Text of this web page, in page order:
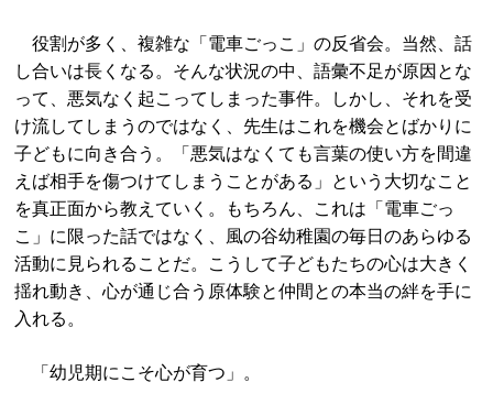
役割が多く、複雑な「電車ごっこ」の反省会。当然、話
し合いは長くなる。そんな状況の中、語彙不足が原因とな
って、悪気なく起こってしまった事件。しかし、それを受
け流してしまうのではなく、先生はこれを機会とばかりに
子どもに向き合う。「悪気はなくても言葉の使い方を間違
えば相手を傷つけてしまうことがある」という大切なこと
を真正面から教えていく。もちろん、これは「電車ごっ
こ」に限った話ではなく、風の谷幼稚園の毎日のあらゆる
活動に見られることだ。こうして子どもたちの心は大きく
揺れ動き、心が通じ合う原体験と仲間との本当の絆を手に
入れる。
「幼児期にこそ心が育つ」。